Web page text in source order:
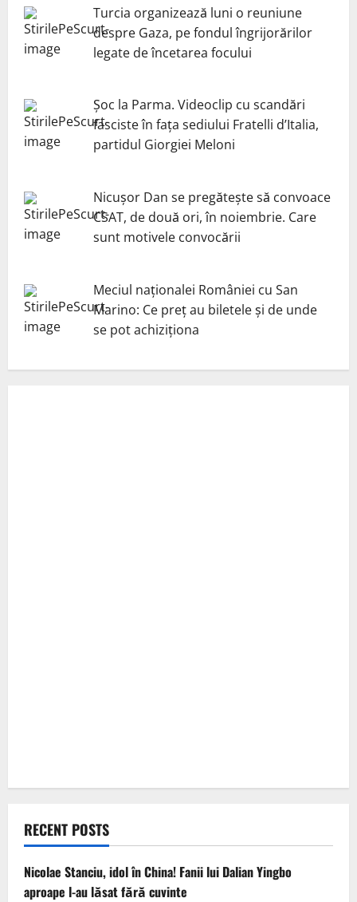
Turcia organizează luni o reuniune
despre Gaza, pe fondul îngrijorărilor
legate de încetarea focului
Șoc la Parma. Videoclip cu scandări
fasciste în fața sediului Fratelli d’Italia,
partidul Giorgiei Meloni
Nicuşor Dan se pregăteşte să convoace
CSAT, de două ori, în noiembrie. Care
sunt motivele convocării
Meciul naționalei României cu San
Marino: Ce preț au biletele și de unde
se pot achiziționa
RECENT POSTS
Nicolae Stanciu, idol în China! Fanii lui Dalian Yingbo
aproape l-au lăsat fără cuvinte